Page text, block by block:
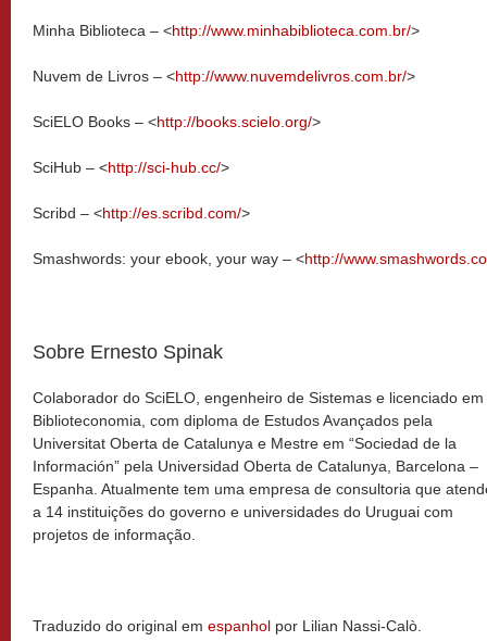
Minha Biblioteca – <http://www.minhabiblioteca.com.br/>
Nuvem de Livros – <http://www.nuvemdelivros.com.br/>
SciELO Books – <http://books.scielo.org/>
SciHub – <http://sci-hub.cc/>
Scribd – <http://es.scribd.com/>
Smashwords: your ebook, your way – <http://
Sobre Ernesto Spinak
Colaborador do SciELO, engenheiro de Sistemas e licenciado em
Biblioteconomia, com diploma de Estudos Avançados pela
Universitat Oberta de Catalunya e Mestre em “Sociedad de la
Información” pela Universidad Oberta de Catalunya, Barcelona –
Espanha. Atualmente tem uma empresa de consultoria que
a 14 instituições do governo e universidades do Uruguai com
projetos de informação.
Traduzido do original em espanhol por Lilian Nassi-Calò.